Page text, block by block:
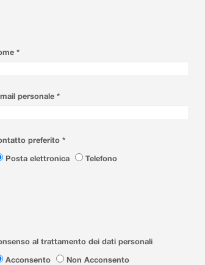
*
personale *
preferito *
Posta elettronica
Telefono
al trattamento dei dati personali
Acconsento
Non Acconsento